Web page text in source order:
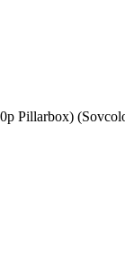
Pillarbox)